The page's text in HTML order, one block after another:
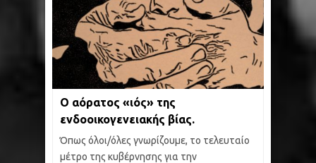
Ο αόρατος «ιός» της
ενδοοικογενειακής βίας.
Όπως όλοι/όλες γνωρίζουμε, το τελευταίο
μέτρο της κυβέρνησης για την